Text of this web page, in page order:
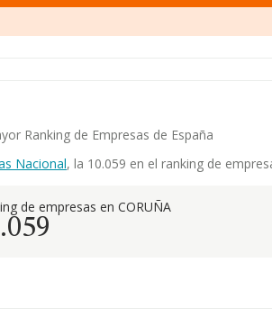
Ranking de Empresas de España
Nacional, la 10.059 en el ranking de
de empresas en CORUÑA